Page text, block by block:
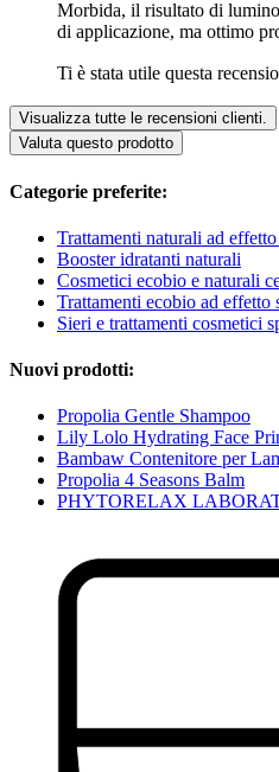
Morbida, il risultato di
di applicazione, ma ottimo
Ti è stata utile questa
Visualizza tutte le recensioni clienti.
Valuta questo prodotto
Categorie preferite:
Trattamenti naturali ad effetto
Booster idratanti naturali
Cosmetici ecobio e naturali
Trattamenti ecobio ad effetto
Sieri e trattamenti cosmetici
Nuovi prodotti:
Propolia Gentle Shampoo
Lily Lolo Hydrating Face
Bambaw Contenitore per
Propolia 4 Seasons Balm
PHYTORELAX